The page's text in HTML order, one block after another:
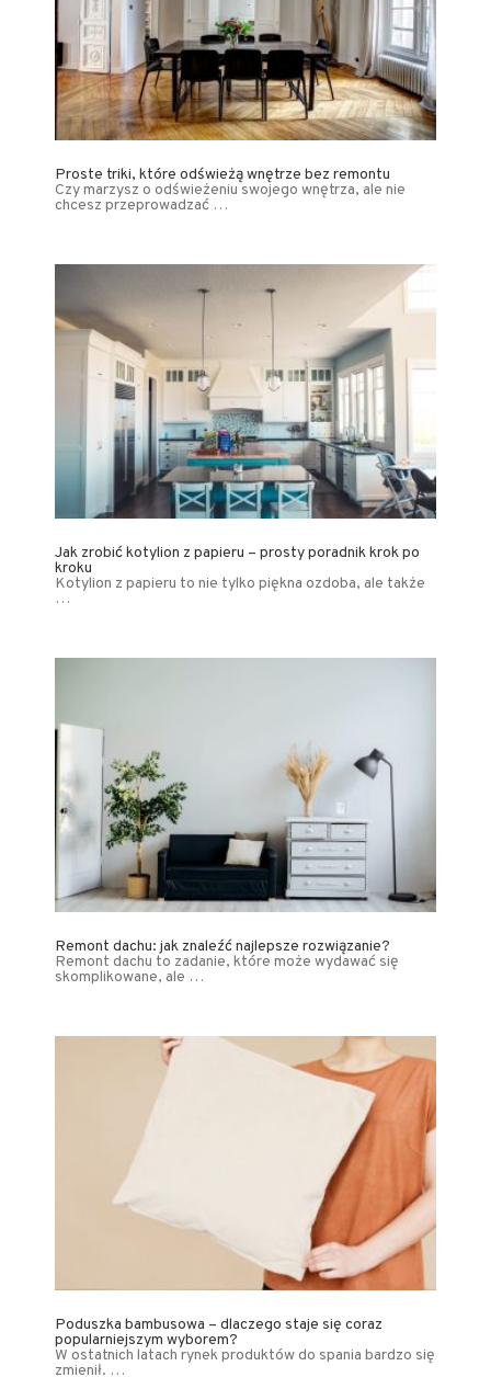
Proste triki, które odświeżą wnętrze bez remontu
Czy marzysz o odświeżeniu swojego wnętrza, ale nie
chcesz przeprowadzać …
Jak zrobić kotylion z papieru – prosty poradnik krok po
kroku
Kotylion z papieru to nie tylko piękna ozdoba, ale także
…
Remont dachu: jak znaleźć najlepsze rozwiązanie?
Remont dachu to zadanie, które może wydawać się
skomplikowane, ale …
Poduszka bambusowa – dlaczego staje się coraz
popularniejszym wyborem?
W ostatnich latach rynek produktów do spania bardzo się
zmienił. …